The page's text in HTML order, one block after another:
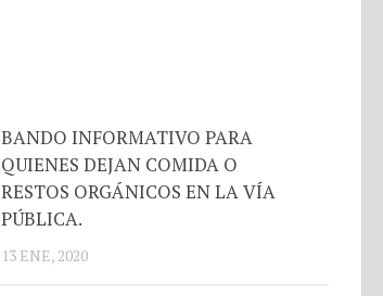
BANDO INFORMATIVO PARA
QUIENES DEJAN COMIDA O
RESTOS ORGÁNICOS EN LA VÍA
PÚBLICA.
13 ENE, 2020